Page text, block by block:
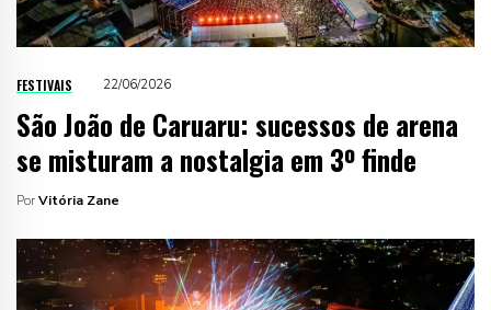
FESTIVAIS 22/06/2026
São João de Caruaru: sucessos de arena
se misturam a nostalgia em 3º finde
PorVitória Zane